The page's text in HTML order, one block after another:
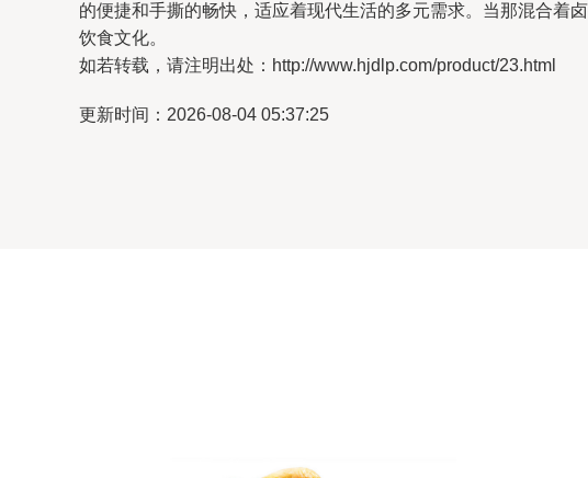
的便捷和手撕的畅快，适应着现代生活的多元需求。当那混合着
饮食文化。
如若转载，请注明出处：http://www.hjdlp.com/product/23.html
更新时间：2026-08-04 05:37:25